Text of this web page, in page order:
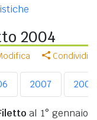
2004
Condividi
2007 2008
al 1° gennaio